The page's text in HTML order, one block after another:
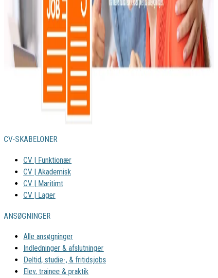
CV-SKABELONER
CV | Funktionær
CV | Akademisk
CV | Maritimt
CV | Lager
ANSØGNINGER
Alle ansøgninger
Indledninger & afslutninger
Deltid, studie-, & fritidsjobs
Elev, trainee & praktik